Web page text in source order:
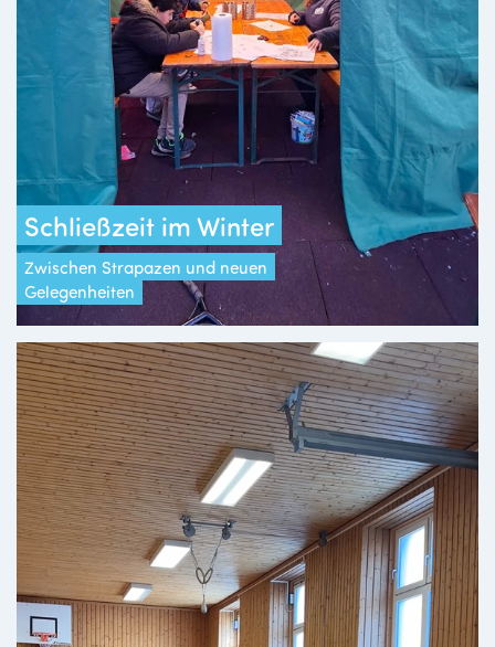
Schließzeit im Winter
Zwischen Strapazen und neuen
Gelegenheiten